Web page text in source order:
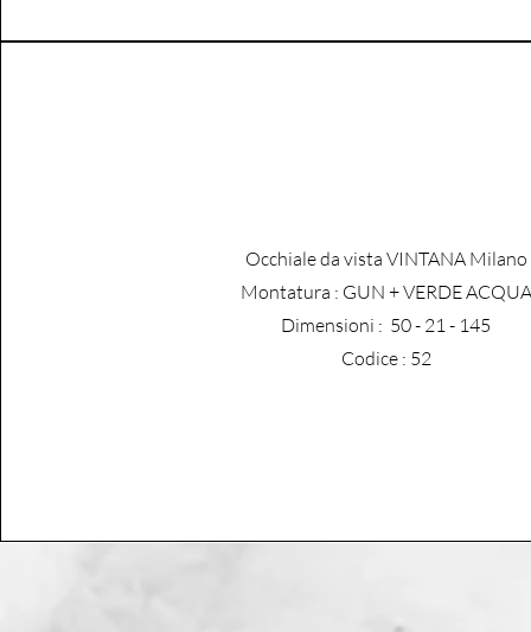
Occhiale da vista VINTANA Milano
​Montatura : GUN + VERDE ACQUA
Dimensioni : 50 - 21 - 145
Codice : 52